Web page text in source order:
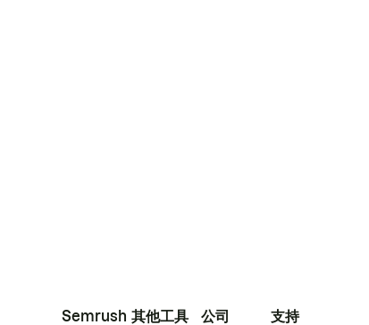
Semrush 其他工具 公司 支持